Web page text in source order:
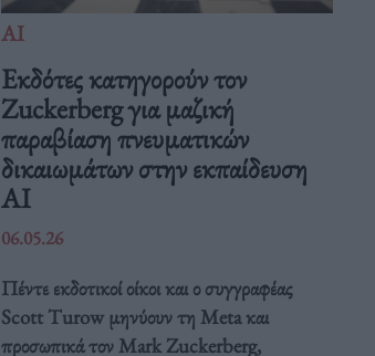
ΑΙ
Εκδότες κατηγορούν τον
Zuckerberg για μαζική
παραβίαση πνευματικών
δικαιωμάτων στην εκπαίδευση
AI
06.05.26
Πέντε εκδοτικοί οίκοι και ο συγγραφέας
Scott Turow μηνύουν τη Meta και
προσωπικά τον Mark Zuckerberg,